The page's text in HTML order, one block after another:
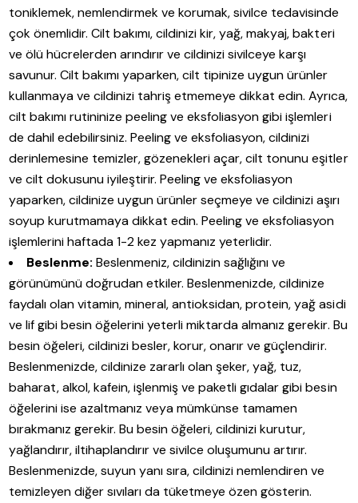
toniklemek, nemlendirmek ve korumak, sivilce tedavisinde
çok önemlidir. Cilt bakımı, cildinizi kir, yağ, makyaj, bakteri
ve ölü hücrelerden arındırır ve cildinizi sivilceye karşı
savunur. Cilt bakımı yaparken, cilt tipinize uygun ürünler
kullanmaya ve cildinizi tahriş etmemeye dikkat edin. Ayrıca,
cilt bakımı rutininize peeling ve eksfoliasyon gibi işlemleri
de dahil edebilirsiniz. Peeling ve eksfoliasyon, cildinizi
derinlemesine temizler, gözenekleri açar, cilt tonunu eşitler
ve cilt dokusunu iyileştirir. Peeling ve eksfoliasyon
yaparken, cildinize uygun ürünler seçmeye ve cildinizi aşırı
soyup kurutmamaya dikkat edin. Peeling ve eksfoliasyon
işlemlerini haftada 1-2 kez yapmanız yeterlidir.
Beslenme: Beslenmeniz, cildinizin sağlığını ve
görünümünü doğrudan etkiler. Beslenmenizde, cildinize
faydalı olan vitamin, mineral, antioksidan, protein, yağ asidi
ve lif gibi besin öğelerini yeterli miktarda almanız gerekir. Bu
besin öğeleri, cildinizi besler, korur, onarır ve güçlendirir.
Beslenmenizde, cildinize zararlı olan şeker, yağ, tuz,
baharat, alkol, kafein, işlenmiş ve paketli gıdalar gibi besin
öğelerini ise azaltmanız veya mümkünse tamamen
bırakmanız gerekir. Bu besin öğeleri, cildinizi kurutur,
yağlandırır, iltihaplandırır ve sivilce oluşumunu artırır.
Beslenmenizde, suyun yanı sıra, cildinizi nemlendiren ve
temizleyen diğer sıvıları da tüketmeye özen gösterin.